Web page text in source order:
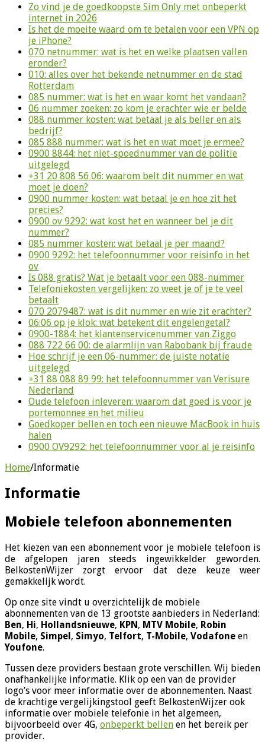
Zo vind je de goedkoopste Sim Only met onbeperkt
internet in 2026
Is het de moeite waard om te betalen voor een VPN op
je iPhone?
070 netnummer: wat is het en welke plaatsen vallen
eronder?
010: alles over het bekende netnummer en de stad
Rotterdam
085 nummer: wat is het en waar komt het vandaan?
06 nummer zoeken: zo kom je erachter wie er belde
088 nummer kosten: wat betaal je als beller en als
bedrijf?
085 888 nummer: wat is het en wat moet je ermee?
0900 8844: het niet-spoednummer van de politie
uitgelegd
+31 20 808 56 06: waarom belt dit nummer en wat
moet je doen?
0900 nummer kosten: wat betaal je en hoe zit het
precies?
0900 ov 9292: wat kost het en wanneer bel je dit
nummer?
085 nummer kosten: wat betaal je per maand?
0900 9292: het telefoonnummer voor reisinfo in het
ov
Is 088 gratis? Wat je betaalt voor een 088-nummer
Telefoniekosten vergelijken: zo weet je of je te veel
betaalt
070 2079487: wat is dit nummer en wie zit erachter?
06:06 op je klok: wat betekent dit engelengetal?
0900-1884: het klantenservicenummer van Ziggo
088 722 66 00: de alarmlijn van Rabobank bij fraude
Hoe schrijf je een 06-nummer: de juiste notatie
uitgelegd
+31 88 088 89 99: het telefoonnummer van Verisure
Nederland
Oude telefoon inleveren: waarom dat goed is voor je
portemonnee en het milieu
Goedkoper bellen en toch een nieuwe MacBook in huis
halen
0900 OV9292: het telefoonnummer voor al je reisinfo
Home/Informatie
Informatie
Mobiele telefoon abonnementen
Het kiezen van een abonnement voor je mobiele telefoon is
de afgelopen jaren steeds ingewikkelder geworden.
BelkostenWijzer zorgt ervoor dat deze keuze weer
gemakkelijk wordt.
Op onze site vindt u overzichtelijk de mobiele
abonnementen van de 13 grootste aanbieders in Nederland:
Ben, Hi, Hollandsnieuwe, KPN, MTV Mobile, Robin
Mobile, Simpel, Simyo, Telfort, T-Mobile, Vodafone en
Youfone.
Tussen deze providers bestaan grote verschillen. Wij bieden
onafhankelijke informatie. Klik op een van de provider
logo’s voor meer informatie over de abonnementen. Naast
de krachtige vergelijkingstool geeft BelkostenWijzer ook
informatie over mobiele telefonie in het algemeen,
bijvoorbeeld over 4G, onbeperkt bellen en het bereik per
provider.